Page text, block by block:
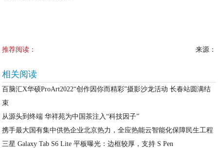
推荐阅读： 来源：
相关阅读
百脑汇X华硕ProArt2022“创作因你而精彩”摄影沙龙活动 长春站圆满结
束
从源头到终端 华祥苑为中国茶注入“科技因子”
携手最大国有集中供热企业北京热力，全应热能云智能化保障民生工程
三星 Galaxy Tab S6 Lite 平板曝光：边框较厚，支持 S Pen